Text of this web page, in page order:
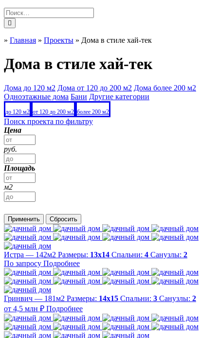
» Главная » Проекты » Дома в стиле хай-тек
Дома в стиле хай-тек
Дома до 120 м2 Дома от 120 до 200 м2 Дома более 200 м2
Одноэтажные дома Бани Другие категории
до 120 м2 от 120 до 200 м2 более 200 м2
Поиск проекта по фильтру
Цена
руб.
Площадь
м2
Применить Сбросить
Истра — 142м2 Размеры: 13х14 Спальни: 4 Санузлы: 2
По запросу Подробнее
Гринвич — 181м2 Размеры: 14х15 Спальни: 3 Санузлы: 2
от 4,5 млн ₽ Подробнее